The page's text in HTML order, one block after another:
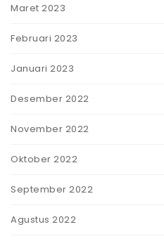
Maret 2023
Februari 2023
Januari 2023
Desember 2022
November 2022
Oktober 2022
September 2022
Agustus 2022